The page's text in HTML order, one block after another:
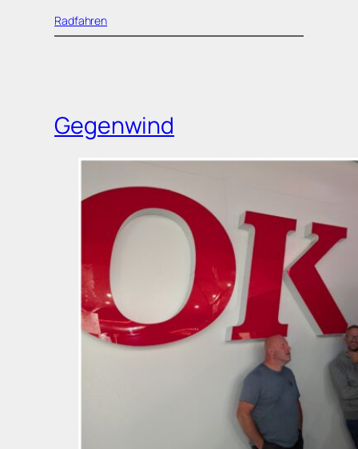
Radfahren
Gegenwind